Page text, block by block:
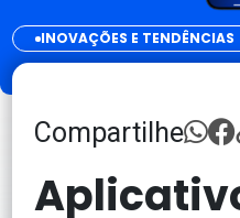
INOVAÇÕES E TENDÊNCIAS
Compartilhe